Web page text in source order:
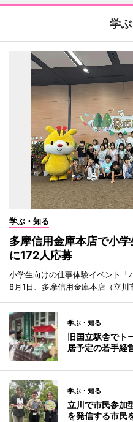
学
学ぶ・知る
多摩信用金庫本店で小
に172人応募
小学生向けの仕事体験イベント「
8月1日、多摩信用金庫本店（立川
学ぶ・知る
旧国立駅舎で
居予定の若手経
学ぶ・知る
立川で市民参加
を発信する市民